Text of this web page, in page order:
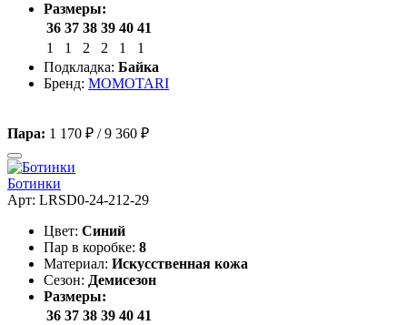
Размеры:
36 37 38 39 40 41
1
1 2 2 1
1
Подкладка: Байка
Бренд: MOMOTARI
Пара: 1 170 ₽ /9 360 ₽
Ботинки
Арт: LRSD0-24-212-29
Цвет: Синий
Пар в коробке: 8
Материал: Искусственная кожа
Сезон: Демисезон
Размеры:
36 37 38 39 40 41